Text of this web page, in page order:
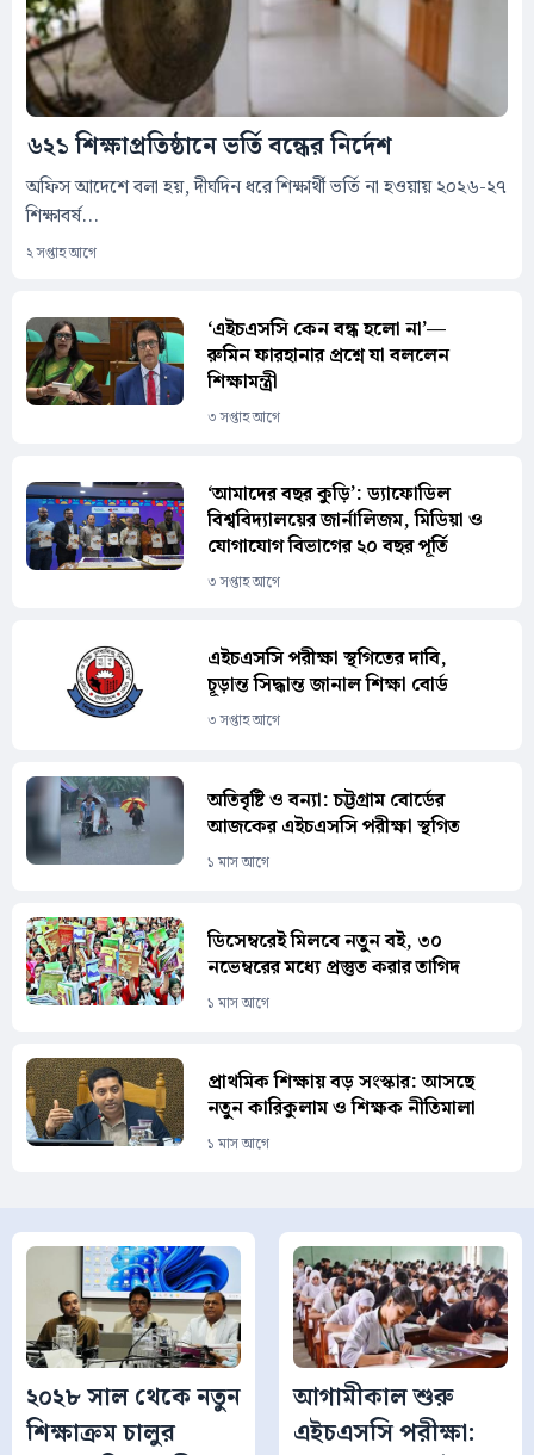
৬২১ শিক্ষাপ্রতিষ্ঠানে ভর্তি বন্ধের নির্দেশ
অফিস আদেশে বলা হয়, দীর্ঘদিন ধরে শিক্ষার্থী ভর্তি না হওয়ায় ২০২৬-২৭
শিক্ষাবর্ষ...
২ সপ্তাহ আগে
‘এইচএসসি কেন বন্ধ হলো না’—
রুমিন ফারহানার প্রশ্নে যা বললেন
শিক্ষামন্ত্রী
৩ সপ্তাহ আগে
‘আমাদের বছর কুড়ি’: ড্যাফোডিল
বিশ্ববিদ্যালয়ের জার্নালিজম, মিডিয়া ও
যোগাযোগ বিভাগের ২০ বছর পূর্তি
৩ সপ্তাহ আগে
এইচএসসি পরীক্ষা স্থগিতের দাবি,
চূড়ান্ত সিদ্ধান্ত জানাল শিক্ষা বোর্ড
৩ সপ্তাহ আগে
অতিবৃষ্টি ও বন্যা: চট্টগ্রাম বোর্ডের
আজকের এইচএসসি পরীক্ষা স্থগিত
১ মাস আগে
ডিসেম্বরেই মিলবে নতুন বই, ৩০
নভেম্বরের মধ্যে প্রস্তুত করার তাগিদ
১ মাস আগে
প্রাথমিক শিক্ষায় বড় সংস্কার: আসছে
নতুন কারিকুলাম ও শিক্ষক নীতিমালা
১ মাস আগে
২০২৮ সাল থেকে নতুন
শিক্ষাক্রম চালুর
আগামীকাল শুরু
এইচএসসি পরীক্ষা: